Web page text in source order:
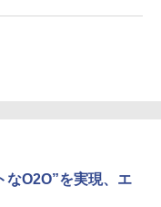
なO2O”を実現、エ